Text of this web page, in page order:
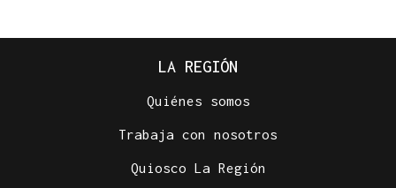
LA REGIÓN
Quiénes somos
Trabaja con nosotros
Quiosco La Región